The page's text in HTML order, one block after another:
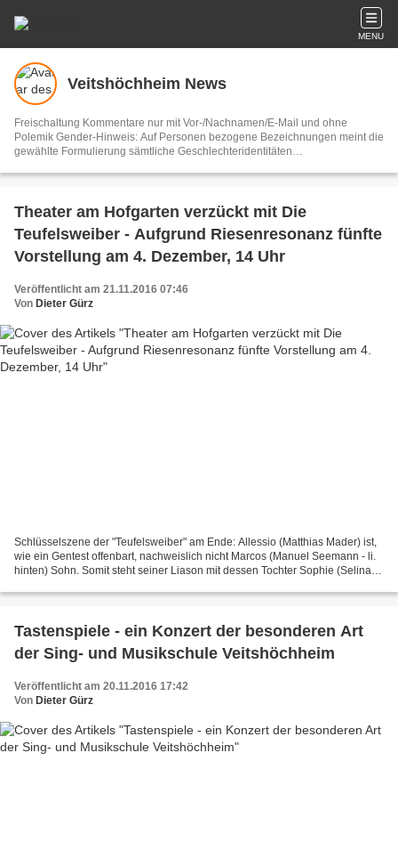
MENU
Veitshöchheim News
Freischaltung Kommentare nur mit Vor-/Nachnamen/E-Mail und ohne
Polemik Gender-Hinweis: Auf Personen bezogene Bezeichnungen meint die
gewählte Formulierung sämtliche Geschlechteridentitäten
GVO ist ausschließlich Sache der Overblog-Hosting-Plattform. Ihre E-Mail-
Theater am Hofgarten verzückt mit Die
Teufelsweiber - Aufgrund Riesenresonanz fünfte
Vorstellung am 4. Dezember, 14 Uhr
Veröffentlicht am 21.11.2016 07:46
Von Dieter Gürz
Schlüsselszene der "Teufelsweiber" am Ende: Allessio (Matthias Mader) ist,
wie ein Gentest offenbart, nachweislich nicht Marcos (Manuel Seemann - li.
hinten) Sohn. Somit steht seiner Liason mit dessen Tochter Sophie (Selina
Tastenspiele - ein Konzert der besonderen Art
der Sing- und Musikschule Veitshöchheim
Veröffentlicht am 20.11.2016 17:42
Von Dieter Gürz